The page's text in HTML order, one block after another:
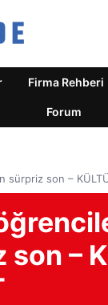
Firma Rehberi
Forum
sürpriz son –
–